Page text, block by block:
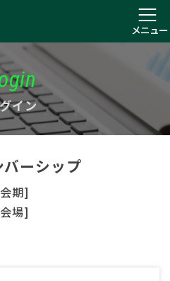
メニュー
イン
ーシップ
期]
場]